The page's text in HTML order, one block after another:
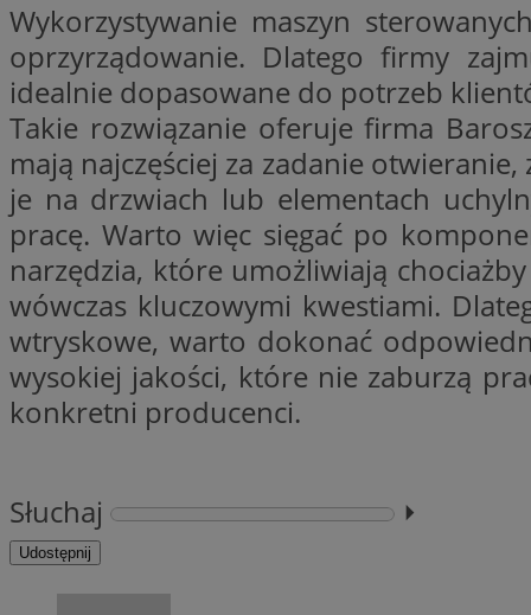
Wykorzystywanie maszyn
oprzyrządowanie. Dlatego firmy
idealnie dopasowane do potrzeb
Takie rozwiązanie oferuje firma
mają najczęściej za zadanie
je na drzwiach lub elementach
pracę. Warto więc sięgać po
narzędzia, które umożliwiają
wówczas kluczowymi kwestiami.
wtryskowe, warto dokonać
wysokiej jakości, które nie zaburzą
konkretni producenci.
Słuchaj ⏵︎
Udostępnij
_clsk
ustat_gid
OAID
Nazwa
MR
YSC
Nazwa
openstat_gid
__Secure-YNID